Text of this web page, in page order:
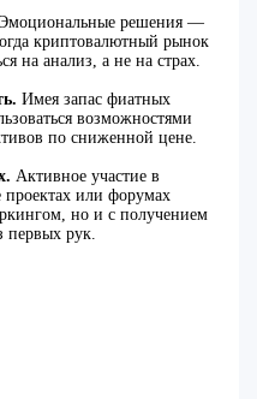
решения —
криптовалютный рынок
на анализ, а не на страх.
Имея запас фиатных
возможностями
по сниженной цене.
Активное участие в
проектах или форумах
но и с получением
первых рук.